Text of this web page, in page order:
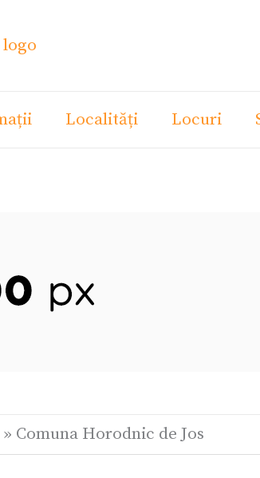
Localități Locuri
» Comuna Horodnic de Jos